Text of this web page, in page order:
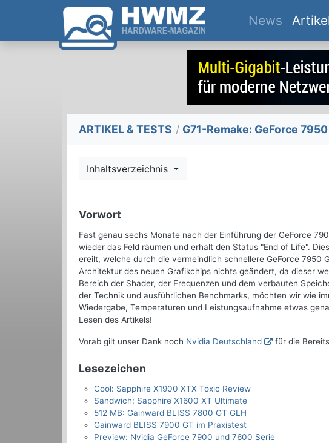
News
ARTIKEL & TESTS / G71-Remake: GeForce
Inhaltsverzeichnis
Vorwort
Fast genau sechs Monate nach der Einführung der GeForce
wieder das Feld räumen und erhält den Status "End of Life".
ereilt, welche durch die vermeindlich schnellere GeForce 7950
Architektur des neuen Grafikchips nichts geändert, da dieser
Bereich der Shader, der Frequenzen und dem verbauten
der Technik und ausführlichen Benchmarks, möchten wir wie
Wiedergabe, Temperaturen und Leistungsaufnahme etwas
Lesen des Artikels!
Vorab gilt unser Dank noch Nvidia Deutschland für die
Lesezeichen
Cool: Sapphire X1900 XTX Toxic Review
Sandwich: Sapphire X1600 XT Ultimate
512 MB: Gainward BLISS 7800 GT GLH
Gainward BLISS 7900 GT im Praxistest
Preview: Nvidia GeForce 7900 und 7600 Serie